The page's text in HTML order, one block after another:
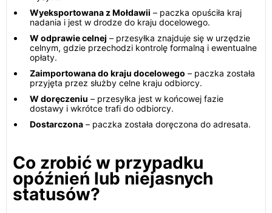
Wyeksportowana z Mołdawii – paczka opuściła kraj
nadania i jest w drodze do kraju docelowego.
W odprawie celnej – przesyłka znajduje się w urzędzie
celnym, gdzie przechodzi kontrolę formalną i ewentualne
opłaty.
Zaimportowana do kraju docelowego – paczka została
przyjęta przez służby celne kraju odbiorcy.
W doręczeniu – przesyłka jest w końcowej fazie
dostawy i wkrótce trafi do odbiorcy.
Dostarczona – paczka została doręczona do adresata.
Co zrobić w przypadku
opóźnień lub niejasnych
statusów?